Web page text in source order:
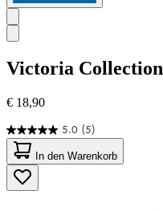
Victoria Collection
€ 18,90
5.0 (5)
5.0
von
5
Sternen.
5
In den Warenkorb